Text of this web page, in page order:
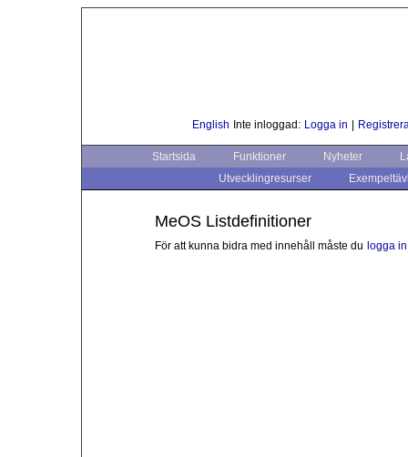
English Inte inloggad: Logga in
Startsida Funktioner Nyheter
Utvecklingresurser
MeOS Listdefinitioner
För att kunna bidra med innehåll måste du logga in